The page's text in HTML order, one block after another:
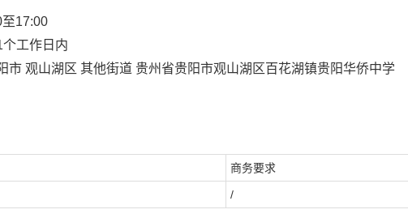
17:00
工作日内
市 观山湖区 其他街道 贵州省贵阳市观山湖区百花湖镇贵阳华侨中学
商务要求
/